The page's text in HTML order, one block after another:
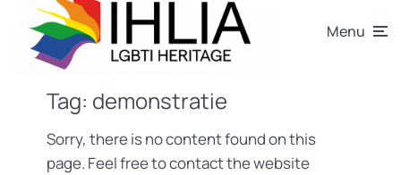
Menu
Tag: demonstratie
Sorry, there is no content found on this
page. Feel free to contact the website